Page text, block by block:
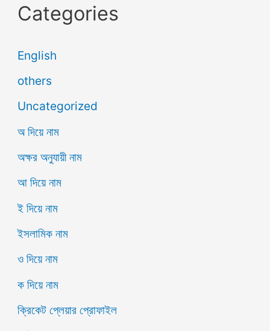
Categories
English
others
Uncategorized
অ দিয়ে নাম
অক্ষর অনুযায়ী নাম
আ দিয়ে নাম
ই দিয়ে নাম
ইসলামিক নাম
ও দিয়ে নাম
ক দিয়ে নাম
ক্রিকেট প্লেয়ার প্রোফাইল